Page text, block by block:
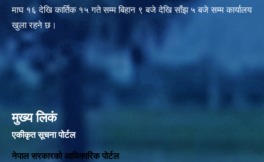
माघ १६ देखि कार्तिक १५ गते सम्म बिहान ९ बजे देखि साँझ ५ बजे सम्म कार्यालय
खुला रहने छ।
मुख्य लिकं
एकीकृत सूचना पोर्टल
नेपाल सरकारको आधिकारिक पोर्टल